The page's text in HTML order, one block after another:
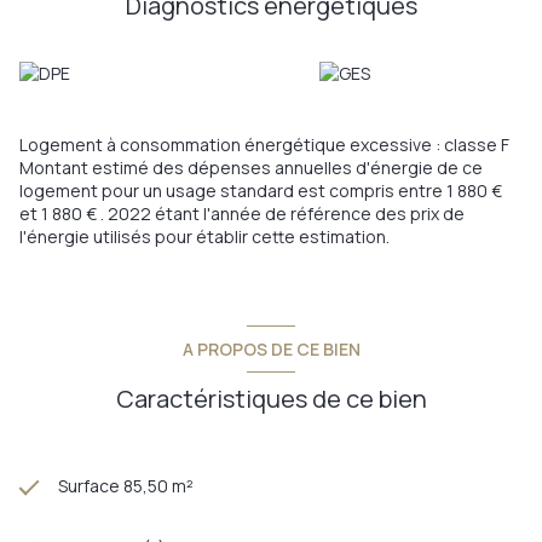
Logement à consommation énergétique excessive : classe F
Montant estimé des dépenses annuelles d'énergie de ce
logement pour un usage standard est compris entre 1 880 €
et 1 880 € . 2022 étant l'année de référence des prix de
l'énergie utilisés pour établir cette estimation.
A PROPOS DE CE BIEN
Caractéristiques de ce bien
Surface 85,50 m²